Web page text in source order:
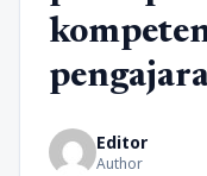
Editor
Author